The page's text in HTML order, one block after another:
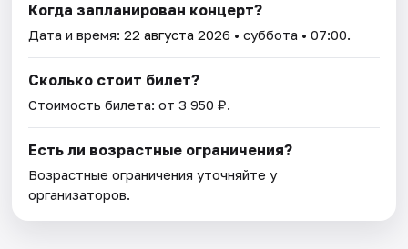
Когда запланирован концерт?
Дата и время:22 августа 2026 • суббота • 07:00.
Сколько стоит билет?
Стоимость билета: от 3 950 ₽.
Есть ли возрастные ограничения?
Возрастные ограничения уточняйте у
организаторов.